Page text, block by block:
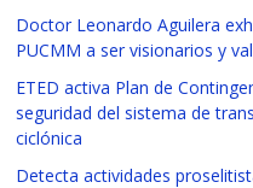
Doctor Leonardo Aguilera
PUCMM a ser visionarios y
ETED activa Plan de
seguridad del sistema de
ciclónica
Detecta actividades